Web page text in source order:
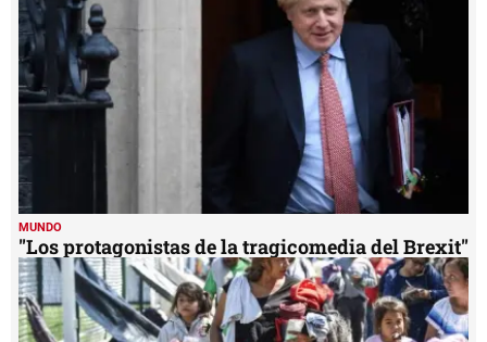
MUNDO
"Los protagonistas de la tragicomedia del Brexit"